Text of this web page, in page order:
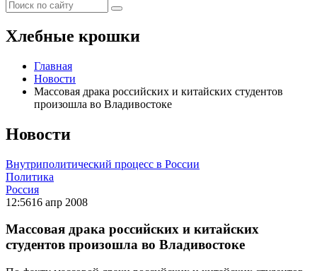
Хлебные крошки
Главная
Новости
Массовая драка российских и китайских студентов
произошла во Владивостоке
Новости
Внутриполитический процесс в России
Политика
Россия
12:5616 апр 2008
Массовая драка российских и китайских
студентов произошла во Владивостоке